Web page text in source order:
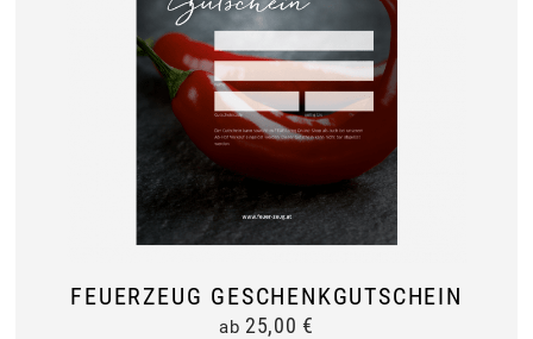
FEUERZEUG GESCHENKGUTSCHEIN
ab 25,00 €